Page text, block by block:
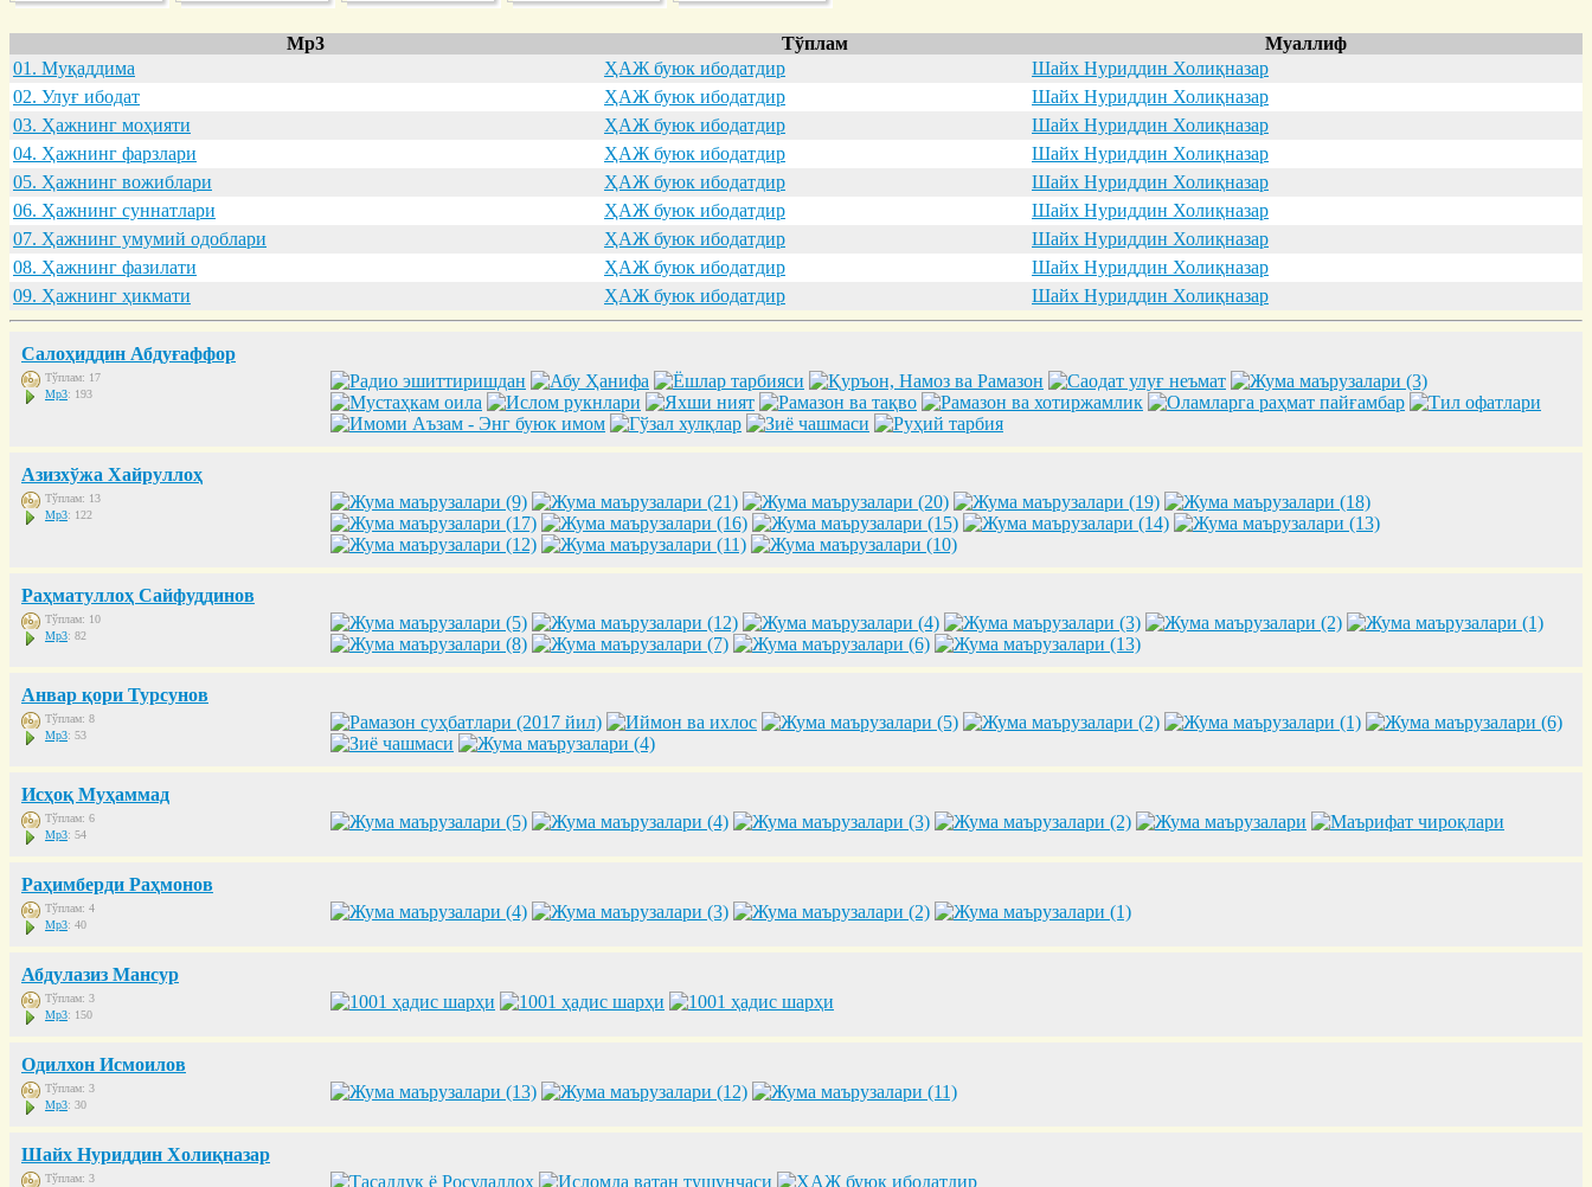
Mp3 Тўплам
Муаллиф
01. Муқaддимa
ҲАЖ буюк ибодатдир
Шайх Нуриддин Холиқназар
02. Улуғ ибодaт
ҲАЖ буюк ибодатдир
Шайх Нуриддин Холиқназар
03. Ҳaжнинг моҳияти
ҲАЖ буюк ибодатдир
Шайх Нуриддин Холиқназар
04. Ҳaжнинг фaрзлaри
ҲАЖ буюк ибодатдир
Шайх Нуриддин Холиқназар
05. Ҳaжнинг вожиблaри
ҲАЖ буюк ибодатдир
Шайх Нуриддин Холиқназар
06. Ҳaжнинг суннaтлaри
ҲАЖ буюк ибодатдир
Шайх Нуриддин Холиқназар
07. Ҳaжнинг умумий одоблaри
ҲАЖ буюк ибодатдир
Шайх Нуриддин Холиқназар
08. Ҳaжнинг фaзилaти
ҲАЖ буюк ибодатдир
Шайх Нуриддин Холиқназар
09. Ҳaжнинг ҳикмaти
ҲАЖ буюк ибодатдир Шайх Нуриддин Холиқназар
Салоҳиддин Абдуғаффор
Тўплам: 17
Mp3: 193
Азизхўжа Хайруллоҳ
Тўплам: 13
Mp3: 122
Раҳматуллоҳ Сайфуддинов
Тўплам: 10
Mp3: 82
Анвар қори Турсунов
Тўплам: 8
Mp3: 53
Исҳоқ Муҳаммад
Тўплам: 6
Mp3: 54
Раҳимберди Раҳмонов
Тўплам: 4
Mp3: 40
Абдулазиз Мансур
Тўплам: 3
Mp3: 150
Одилхон Исмоилов
Тўплам: 3
Mp3: 30
Шайх Нуриддин Холиқназар
Тўплам: 3